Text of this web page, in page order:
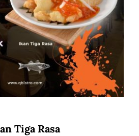
Tiga Rasa